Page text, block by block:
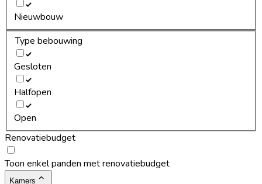
Nieuwbouw
Type bebouwing
Gesloten
Halfopen
Open
Renovatiebudget
Toon enkel panden met renovatiebudget
Kamers